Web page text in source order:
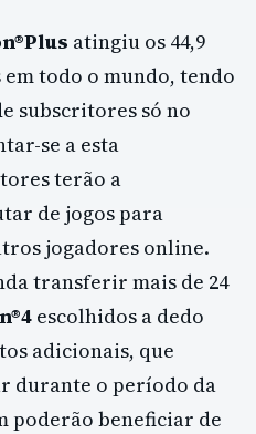
atingiu os 44,9
todo o mundo, tendo
subscritores só no
se a esta
terão a
de jogos para
jogadores online.
transferir mais de 24
escolhidos a dedo
adicionais, que
durante o período da
poderão beneficiar de